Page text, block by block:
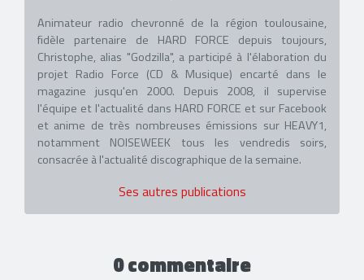
Animateur radio chevronné de la région toulousaine,
fidèle partenaire de HARD FORCE depuis toujours,
Christophe, alias "Godzilla", a participé à l'élaboration du
projet Radio Force (CD & Musique) encarté dans le
magazine jusqu'en 2000. Depuis 2008, il supervise
l'équipe et l'actualité dans HARD FORCE et sur Facebook
et anime de très nombreuses émissions sur HEAVY1,
notamment NOISEWEEK tous les vendredis soirs,
consacrée à l'actualité discographique de la semaine.
Ses autres publications
0 commentaire